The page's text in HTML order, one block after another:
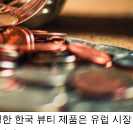
한국 뷰티 제품은 유럽 시장